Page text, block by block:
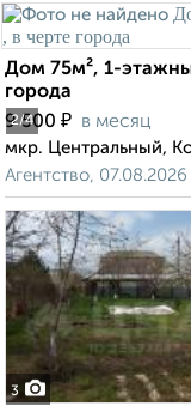
2/4
Дом 75м², 1-
города
9 500 ₽ в месяц
мкр. Центральный,
Агентство, 07.08.2026
3